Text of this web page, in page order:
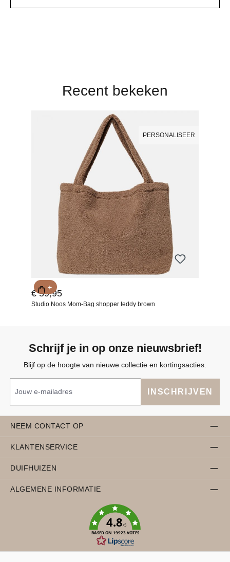
Recent bekeken
PERSONALISEER
€ 59,95
Studio Noos Mom-Bag shopper teddy brown
+
Schrijf je in op onze nieuwsbrief!
Blijf op de hoogte van nieuwe collectie en kortingsacties.
INSCHRIJVEN
NEEM CONTACT OP
KLANTENSERVICE
DUIFHUIZEN
ALGEMENE INFORMATIE
4.8/5
BASED ON 19923 VOTES